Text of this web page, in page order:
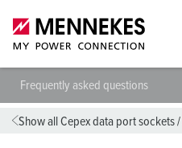
Frequently asked questions
Show all Cepex data port sockets/